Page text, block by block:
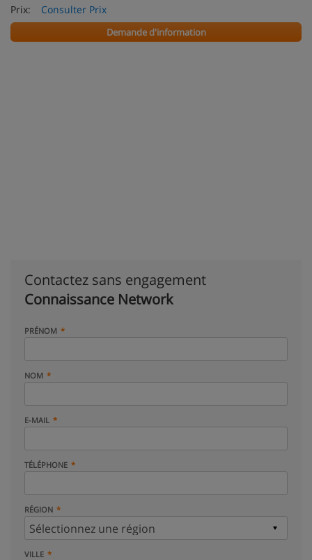
Prix:
Consulter Prix
Demande d'information
Contactez sans engagement
Connaissance Network
PRÉNOM
NOM
E-MAIL
TÉLÉPHONE
RÉGION
VILLE